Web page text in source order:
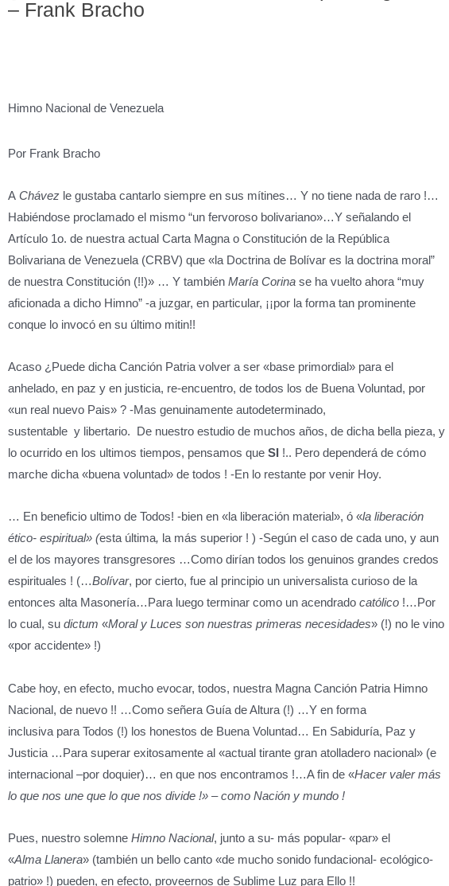
– Frank Bracho
Himno Nacional de Venezuela
Por Frank Bracho
A Chávez le gustaba cantarlo siempre en sus mítines… Y no tiene nada de raro !…
Habiéndose proclamado el mismo “un fervoroso bolivariano»…Y señalando el
Artículo 1o. de nuestra actual Carta Magna o Constitución de la República
Bolivariana de Venezuela (CRBV) que «la Doctrina de Bolívar es la doctrina moral”
de nuestra Constitución (!!)» … Y también María Corina se ha vuelto ahora “muy
aficionada a dicho Himno” -a juzgar, en particular, ¡¡por la forma tan prominente
conque lo invocó en su último mitin!!
Acaso ¿Puede dicha Canción Patria volver a ser «base primordial» para el
anhelado, en paz y en justicia, re-encuentro, de todos los de Buena Voluntad, por
«un real nuevo Pais» ? -Mas genuinamente autodeterminado,
sustentable y libertario. De nuestro estudio de muchos años, de dicha bella pieza, y
lo ocurrido en los ultimos tiempos, pensamos que SI !.. Pero dependerá de cómo
marche dicha «buena voluntad» de todos ! -En lo restante por venir Hoy.
… En beneficio ultimo de Todos! -bien en «la liberación material», ó «la liberación
ético- espiritual» (esta última, la más superior ! ) -Según el caso de cada uno, y aun
el de los mayores transgresores …Como dirían todos los genuinos grandes credos
espirituales ! (…Bolívar, por cierto, fue al principio un universalista curioso de la
entonces alta Masonería…Para luego terminar como un acendrado católico !…Por
lo cual, su dictum «Moral y Luces son nuestras primeras necesidades» (!) no le vino
«por accidente» !)
Cabe hoy, en efecto, mucho evocar, todos, nuestra Magna Canción Patria Himno
Nacional, de nuevo !! …Como señera Guía de Altura (!) …Y en forma
inclusiva para Todos (!) los honestos de Buena Voluntad… En Sabiduría, Paz y
Justicia …Para superar exitosamente al «actual tirante gran atolladero nacional» (e
internacional –por doquier)… en que nos encontramos !…A fin de «Hacer valer más
lo que nos une que lo que nos divide !» – como Nación y mundo !
Pues, nuestro solemne Himno Nacional, junto a su- más popular- «par» el
«Alma Llanera» (también un bello canto «de mucho sonido fundacional- ecológico-
patrio» !) pueden, en efecto, proveernos de Sublime Luz para Ello !!